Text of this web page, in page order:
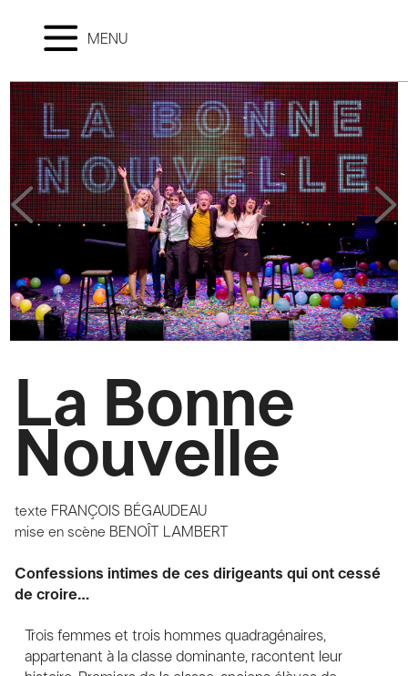
MENU
La Bonne
Nouvelle
texte FRANÇOIS BÉGAUDEAU
mise en scène BENOÎT LAMBERT
Confessions intimes de ces dirigeants qui ont cessé
de croire…
Trois femmes et trois hommes quadragénaires,
appartenant à la classe dominante, racontent leur